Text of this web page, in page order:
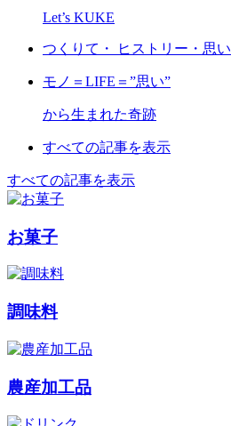
Let’s KUKE
つくりて・ ヒストリー・思い
モノ＝LIFE＝”思い”
から生まれた奇跡
すべての記事を表示
すべての記事を表示
お菓子
調味料
農産加工品